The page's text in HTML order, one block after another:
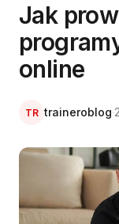
Jak
online
TR traineroblog·